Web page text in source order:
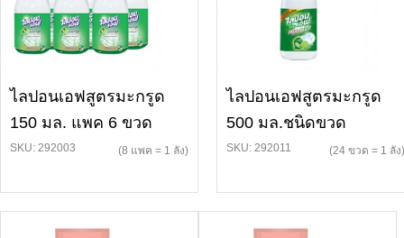
ไลปอนเอฟสูตรมะกรูด
150 มล. แพค 6 ขวด
SKU: 292003 (8 แพค = 1 ลัง)
ไลปอนเอฟสูตรมะกรูด
500 มล.ชนิดขวด
SKU: 292011 (24 ขวด = 1 ลัง)